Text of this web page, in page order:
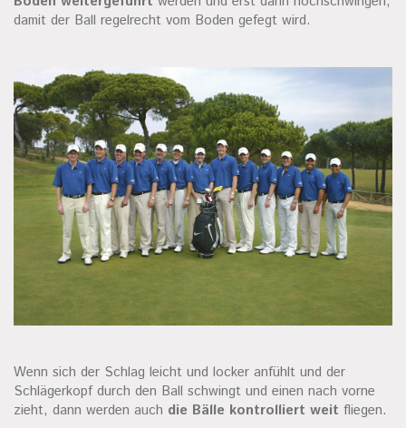
damit der Ball regelrecht vom Boden gefegt wird.
Wenn sich der Schlag leicht und locker anfühlt und der
Schlägerkopf durch den Ball schwingt und einen nach vorne
zieht, dann werden auch die Bälle kontrolliert weit fliegen.